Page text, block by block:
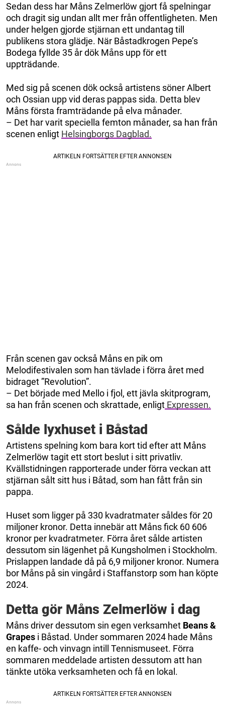
Sedan dess har Måns Zelmerlöw gjort få spelningar
och dragit sig undan allt mer från offentligheten. Men
under helgen gjorde stjärnan ett undantag till
publikens stora glädje. När Båstadkrogen Pepe’s
Bodega fyllde 35 år dök Måns upp för ett
uppträdande.
Med sig på scenen dök också artistens söner Albert
och Ossian upp vid deras pappas sida. Detta blev
Måns första framträdande på elva månader.
– Det har varit speciella femton månader, sa han från
scenen enligt Helsingborgs Dagblad.
Från scenen gav också Måns en pik om
Melodifestivalen som han tävlade i förra året med
bidraget ”Revolution”.
– Det började med Mello i fjol, ett jävla skitprogram,
sa han från scenen och skrattade, enligt Expressen.
Sålde lyxhuset i Båstad
Artistens spelning kom bara kort tid efter att Måns
Zelmerlöw tagit ett stort beslut i sitt privatliv.
Kvällstidningen rapporterade under förra veckan att
stjärnan sålt sitt hus i Båtad, som han fått från sin
pappa.
Huset som ligger på 330 kvadratmater såldes för 20
miljoner kronor. Detta innebär att Måns fick 60 606
kronor per kvadratmeter. Förra året sålde artisten
dessutom sin lägenhet på Kungsholmen i Stockholm.
Prislappen landade då på 6,9 miljoner kronor. Numera
bor Måns på sin vingård i Staffanstorp som han köpte
2024.
Detta gör Måns Zelmerlöw i dag
Måns driver dessutom sin egen verksamhet Beans &
Grapes i Båstad. Under sommaren 2024 hade Måns
en kaffe- och vinvagn intill Tennismuseet. Förra
sommaren meddelade artisten dessutom att han
tänkte utöka verksamheten och få en lokal.